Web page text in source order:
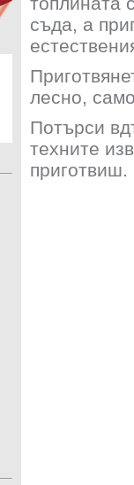
съда, а
лесно,
Потърси
техните
приготвиш.